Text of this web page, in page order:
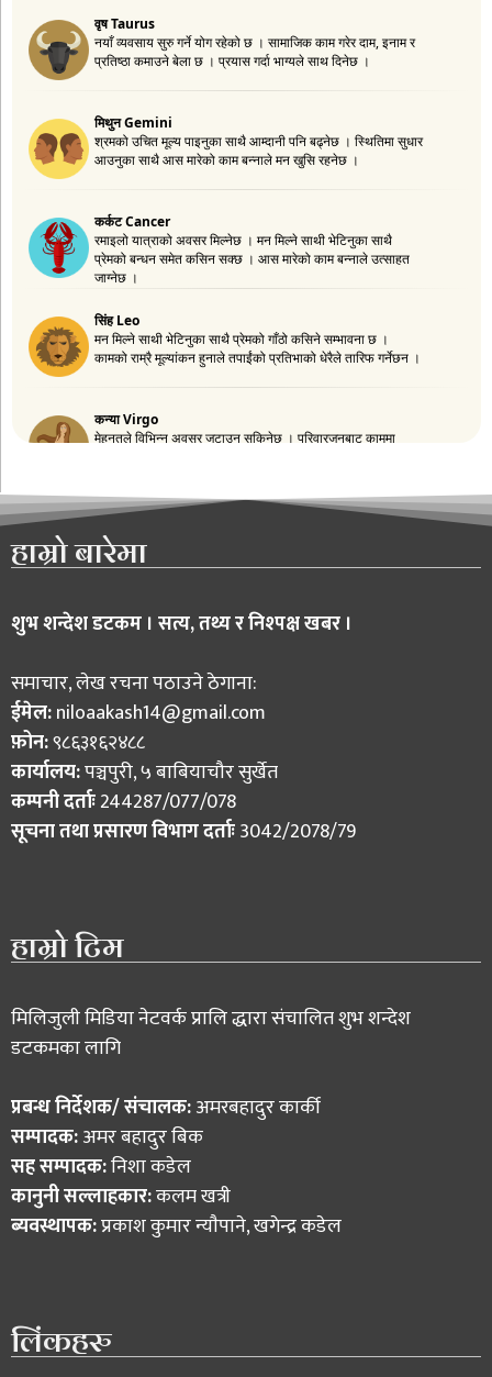
हाम्रो बारेमा
शुभ शन्देश डटकम । सत्य, तथ्य र निश्पक्ष खबर ।
समाचार, लेख रचना पठाउने ठेगाना:
ईमेल:niloaakash14@gmail.com
फ़ोन:९८६३१६२४८८
कार्यालय:पञ्चपुरी, ५ बाबियाचौर सुर्खेत
कम्पनी दर्ताः244287/077/078
सूचना तथा प्रसारण विभाग दर्ताः3042/2078/79
हाम्रो टिम
मिलिजुली मिडिया नेटवर्क प्रालि द्धारा संचालित शुभ शन्देश
डटकमका लागि
प्रबन्ध निर्देशक/ संचालक:अमरबहादुर कार्की
सम्पादक:अमर बहादुर बिक
सह सम्पादक:निशा कडेल
कानुनी सल्लाहकार:कलम खत्री
ब्यवस्थापक:प्रकाश कुमार न्याैपाने, खगेन्द्र कडेल
लिंकहरु